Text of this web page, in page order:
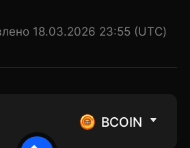
18.03.2026 23:55 (UTC)
BCOIN